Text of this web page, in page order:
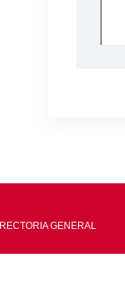
RECTORIA GENERAL